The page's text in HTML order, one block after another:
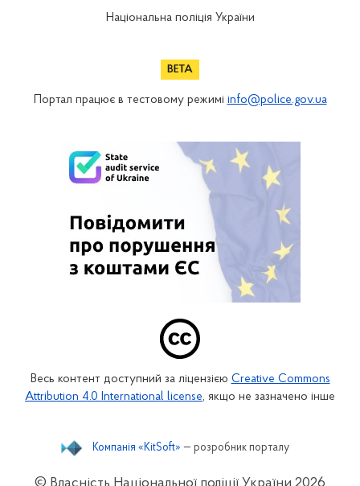
Національна поліція України
Портал працює в тестовому режимі info@police.gov.ua
Весь контент доступний за ліцензією Creative Commons
Attribution 4.0 International license, якщо не зазначено інше
Компанія «KitSoft» — розробник порталу